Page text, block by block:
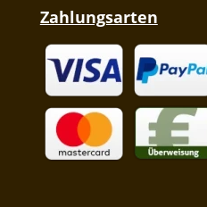
Zahlungsarten